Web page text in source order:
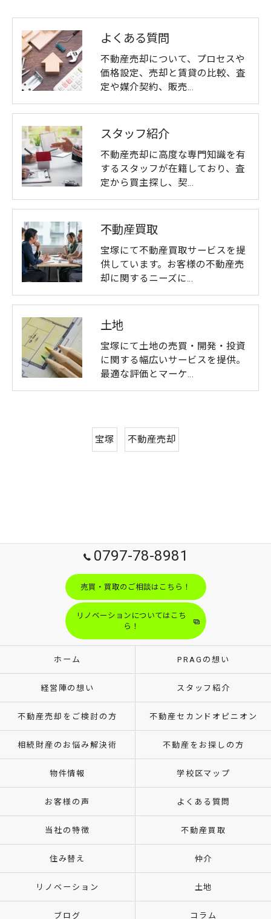
よくある質問
不動産売却について、プロセスや
価格設定、売却と賃貸の比較、査
定や媒介契約、販売…
スタッフ紹介
不動産売却に高度な専門知識を有
するスタッフが在籍しており、査
定から買主探し、契…
不動産買取
宝塚にて不動産買取サービスを提
供しています。お客様の不動産売
却に関するニーズに…
土地
宝塚にて土地の売買・開発・投資
に関する幅広いサービスを提供。
最適な評価とマーケ…
宝塚 不動産売却
0797-78-8981
売買・買取のご相談はこちら！
リノベーションについてはこち
ら！
ホーム PRAGの想い
経営陣の想い スタッフ紹介
不動産売却をご検討の方 不動産セカンドオピニオン
相続財産のお悩み解決術 不動産をお探しの方
物件情報 学校区マップ
お客様の声 よくある質問
当社の特徴 不動産買取
住み替え 仲介
リノベーション 土地
ブログ コラム